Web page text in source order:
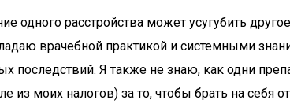
одного расстройства может усугубить
врачебной практикой и системными
последствий. Я также не знаю, как одни
из моих налогов) за то, чтобы брать на себя